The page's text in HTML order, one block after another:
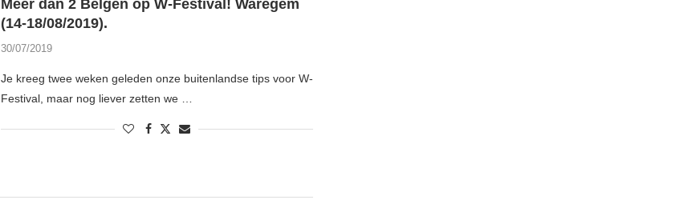
Meer dan 2 Belgen op W-Festival! Waregem
(14-18/08/2019).
30/07/2019
Je kreeg twee weken geleden onze buitenlandse tips voor W-
Festival, maar nog liever zetten we …